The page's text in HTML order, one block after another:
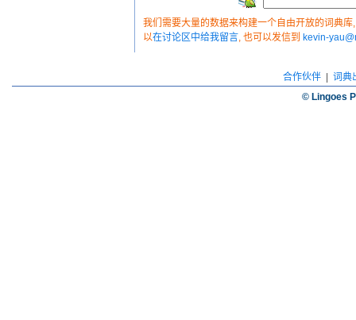
我们需要大量的数据来构建一个自由开放的词典
以在讨论区中给我留言, 也可以发信到 kevin-
合作伙伴| 词典
© Lingoes